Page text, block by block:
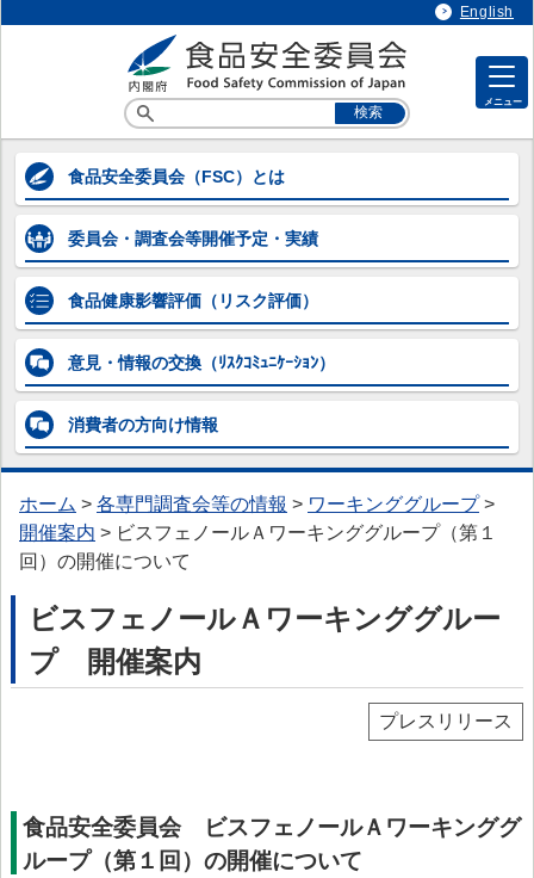
English
メニュー
各専門調査会等の情報
各専門調査会等の情報
> 企画等専門調査会
> 添加物専門調査会
> 農薬第一～第五専門調査会
> 動物用医薬品専門調査会
> 器具・容器包装専門調査会
> 汚染物質等専門調査会
> 微生物・ウイルス専門調査会
> プリオン専門調査会
> かび毒・自然毒等専門調査会
> 遺伝子組換え食品等専門調査会
> 新開発食品専門調査会
> 以前設置していた主なワーキンググループ
委託研究・調査事業
食品安全委員会 （FSC）とは
委員会・調査会等開催予定・実績
食品健康影響評価 （リスク評価）
意見・情報の交換 （ﾘｽｸｺﾐｭﾆｹｰｼｮﾝ）
消費者の方向け情報
ホーム > 各専門調査会等の情報 > ワーキンググループ>
開催案内 > ビスフェノールＡワーキンググループ（第１
回）の開催について
ビスフェノールＡワーキンググルー
プ 開催案内
プレスリリース
食品安全委員会 ビスフェノールＡワーキンググ
ループ（第１回）の開催について